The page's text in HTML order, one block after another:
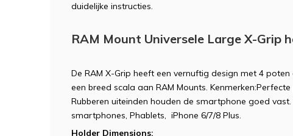
duidelijke instructies.
RAM Mount Universele Large X-Grip
De RAM X-Grip heeft een vernuftig design met 4
een breed scala aan RAM Mounts.
Rubberen uiteinden houden de smartphone goed vast.
smartphones, Phablets, iPhone 6/7/8 Plus.
Holder Dimensions: